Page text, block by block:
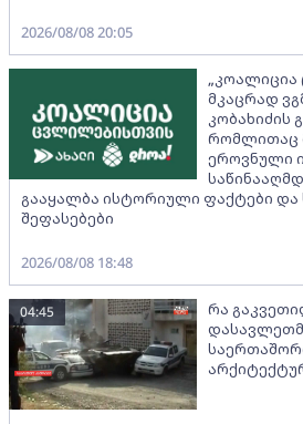
2026/08/08 20:05
„კოალიცია
მკაცრად
კობახიძის
რომლითაც
ეროვნული
გააყალბა ისტორიული ფაქტები
შეფასებები
2026/08/08 18:48
რა
04:45